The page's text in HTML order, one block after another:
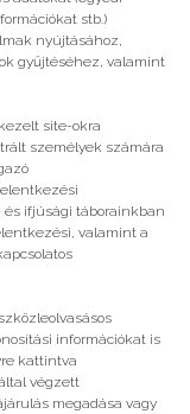
stb.)
nyújtásához,
gyűjtéséhez, valamint
site-okra
személyek számára
ifjúsági táborainkban
valamint a
információkat is
kattintva
végzett
megadása vagy